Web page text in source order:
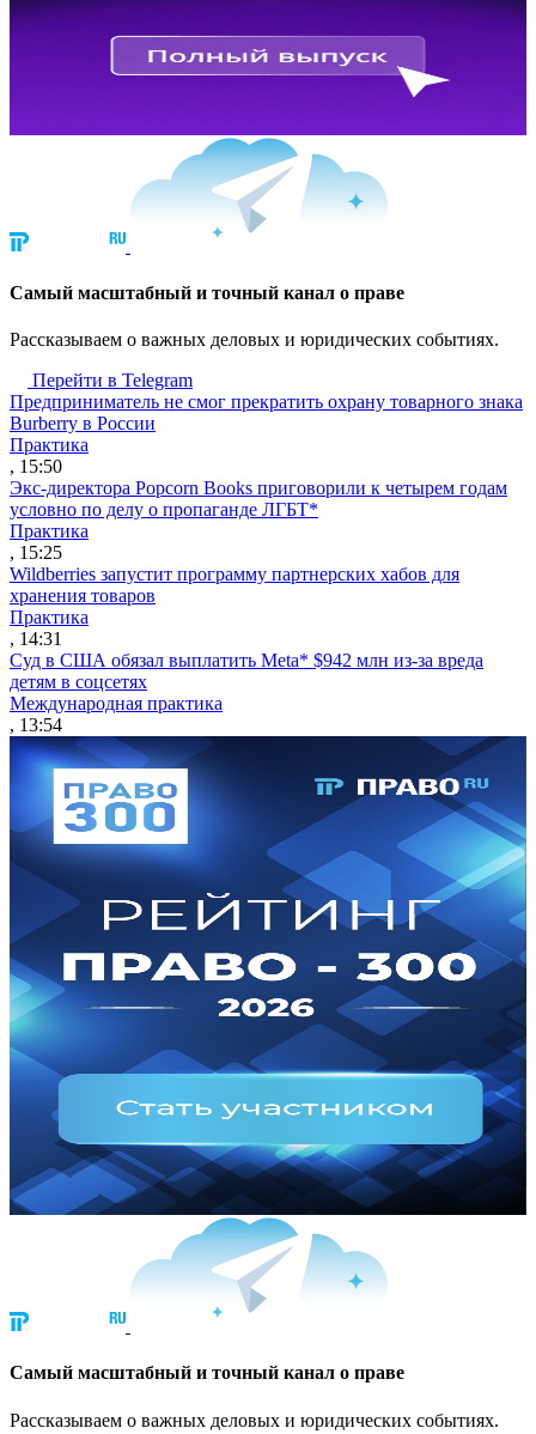
Cамый масштабный и точный канал о праве
Рассказываем о важных деловых и юридических событиях.
Перейти в Telegram
Предприниматель не смог прекратить охрану товарного знака
Burberry в России
Практика
, 15:50
Экс-директора Popcorn Books приговорили к четырем годам
условно по делу о пропаганде ЛГБТ*
Практика
, 15:25
Wildberries запустит программу партнерских хабов для
хранения товаров
Практика
, 14:31
Суд в США обязал выплатить Meta* $942 млн из-за вреда
детям в соцсетях
Международная практика
, 13:54
Cамый масштабный и точный канал о праве
Рассказываем о важных деловых и юридических событиях.